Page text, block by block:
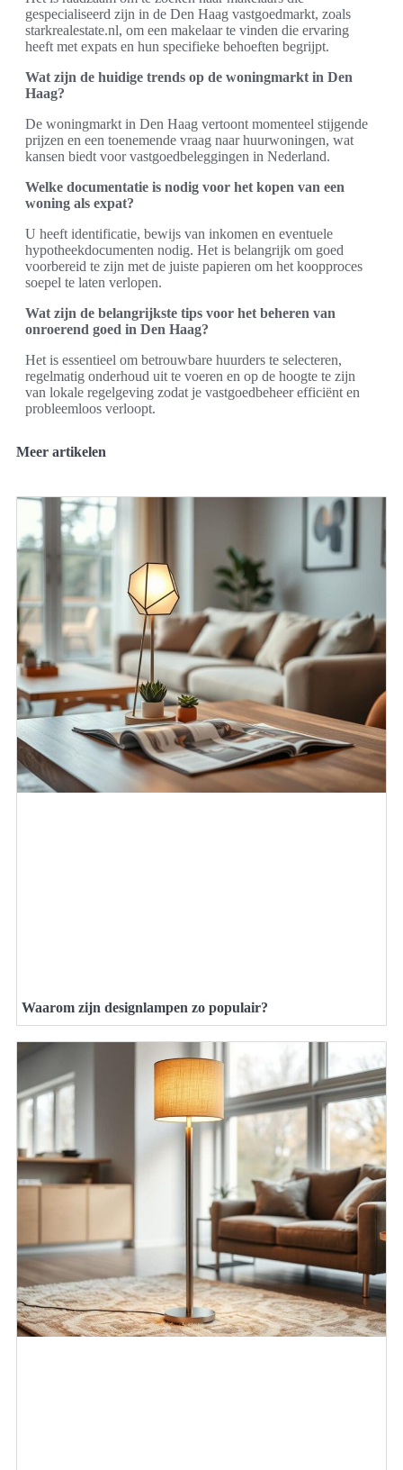
gespecialiseerd zijn in de Den Haag vastgoedmarkt, zoals
starkrealestate.nl, om een makelaar te vinden die ervaring
heeft met expats en hun specifieke behoeften begrijpt.
Wat zijn de huidige trends op de woningmarkt in Den
Haag?
De woningmarkt in Den Haag vertoont momenteel stijgende
prijzen en een toenemende vraag naar huurwoningen, wat
kansen biedt voor vastgoedbeleggingen in Nederland.
Welke documentatie is nodig voor het kopen van een
woning als expat?
U heeft identificatie, bewijs van inkomen en eventuele
hypotheekdocumenten nodig. Het is belangrijk om goed
voorbereid te zijn met de juiste papieren om het koopproces
soepel te laten verlopen.
Wat zijn de belangrijkste tips voor het beheren van
onroerend goed in Den Haag?
Het is essentieel om betrouwbare huurders te selecteren,
regelmatig onderhoud uit te voeren en op de hoogte te zijn
van lokale regelgeving zodat je vastgoedbeheer efficiënt en
probleemloos verloopt.
Meer artikelen
Waarom zijn designlampen zo populair?